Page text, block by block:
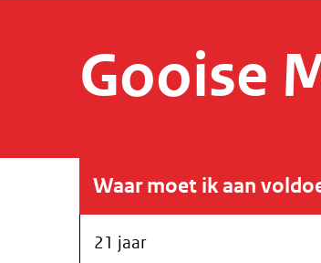
Gooise
Waar moet ik aan
21 jaar